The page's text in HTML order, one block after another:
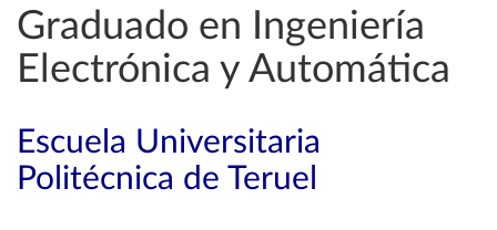
Graduado en Ingeniería
Electrónica y Automática
Escuela Universitaria
Politécnica de Teruel